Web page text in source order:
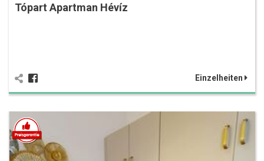
Tópart Apartman Hévíz
Einzelheiten